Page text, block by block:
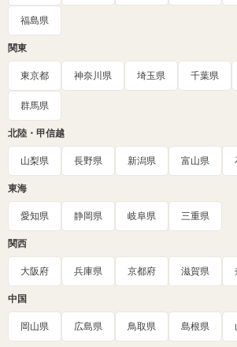
福島県
関東
東京都 神奈川県 埼玉県 千葉県
群馬県
北陸・甲信越
山梨県 長野県 新潟県 富山県
東海
愛知県 静岡県 岐阜県 三重県
関西
大阪府 兵庫県 京都府 滋賀県
中国
岡山県 広島県 鳥取県 島根県